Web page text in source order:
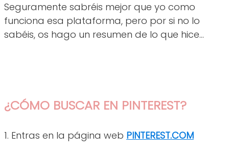
Seguramente sabréis mejor que yo como
funciona esa plataforma, pero por si no lo
sabéis, os hago un resumen de lo que hice...
¿CÓMO BUSCAR EN PINTEREST?
1. Entras en la página web PINTEREST.COM